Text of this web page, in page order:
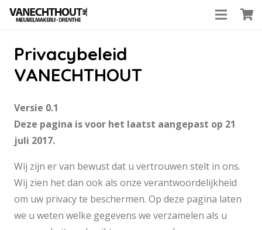
Privacybeleid
VANECHTHOUT
Versie 0.1
Deze pagina is voor het laatst aangepast op 21
juli 2017.
Wij zijn er van bewust dat u vertrouwen stelt in ons.
Wij zien het dan ook als onze verantwoordelijkheid
om uw privacy te beschermen. Op deze pagina laten
we u weten welke gegevens we verzamelen als u